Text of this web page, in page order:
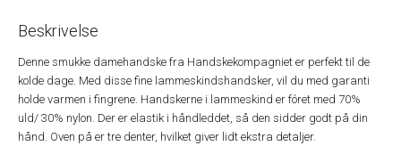
Beskrivelse
Denne smukke damehandske fra Handskekompagniet er perfekt til de
kolde dage. Med disse fine lammeskindshandsker, vil du med garanti
holde varmen i fingrene. Handskerne i lammeskind er fóret med 70%
uld/ 30% nylon. Der er elastik i håndleddet, så den sidder godt på din
hånd. Oven på er tre denter, hvilket giver lidt ekstra detaljer.